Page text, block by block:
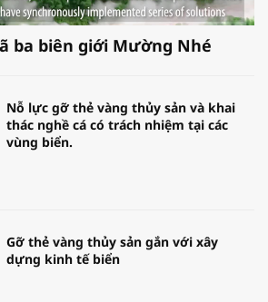
ba biên giới Mường Nhé
Nỗ lực gỡ thẻ vàng thủy sản và khai
thác nghề cá có trách nhiệm tại các
vùng biển.
Gỡ thẻ vàng thủy sản gắn với xây
dựng kinh tế biển